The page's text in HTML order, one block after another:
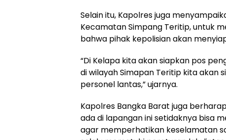
Selain itu, Kapolres juga
Kecamatan Simpang Teritip, untuk
bahwa pihak kepolisian akan
“Di Kelapa kita akan siapkan pos
di wilayah Simapan Teritip kita akan
personel lantas,” ujarnya.
Kapolres Bangka Barat juga
ada di lapangan ini setidaknya bisa
agar memperhatikan keselamatan